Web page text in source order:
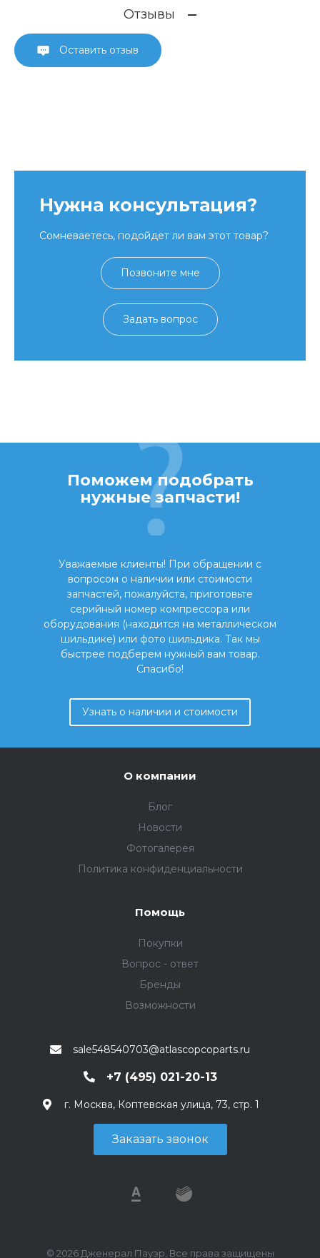
Отзывы
Оставить отзыв
Нужна консультация?
Сомневаетесь, подойдет ли вам этот товар?
Позвоните мне
Задать вопрос
Поможем подобрать
нужные запчасти!
Уважаемые клиенты! При обращении с
вопросом о наличии или стоимости
запчастей, пожалуйста, приготовьте
серийный номер компрессора или
оборудования (находится на металлическом
шильдике) или фото шильдика. Так мы
быстрее подберем нужный вам товар.
Спасибо!
Узнать о наличии и стоимости
О компании
Блог
Новости
Фотогалерея
Политика конфиденциальности
Помощь
Покупки
Вопрос - ответ
Бренды
Возможности
sale548540703@atlascopcoparts.ru
+7 (495) 021-20-13
г. Москва, Коптевская улица, 73, стр. 1
Заказать звонок
© 2026 Дженерал Пауэр, Все права защищены